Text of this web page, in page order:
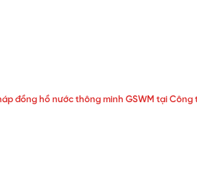
đồng hồ nước thông minh GSWM tại